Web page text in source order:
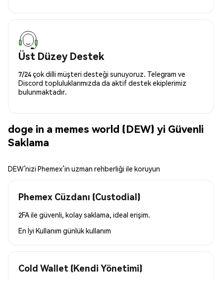
Üst Düzey Destek
7/24 çok dilli müşteri desteği sunuyoruz. Telegram ve
Discord topluluklarımızda da aktif destek ekiplerimiz
bulunmaktadır.
doge in a memes world (DEW) yi Güvenli
Saklama
DEW’nizi Phemex’in uzman rehberliği ile koruyun
Phemex Cüzdanı (Custodial)
2FA ile güvenli, kolay saklama, ideal erişim.
En İyi Kullanım günlük kullanım
Cold Wallet (Kendi Yönetimi)